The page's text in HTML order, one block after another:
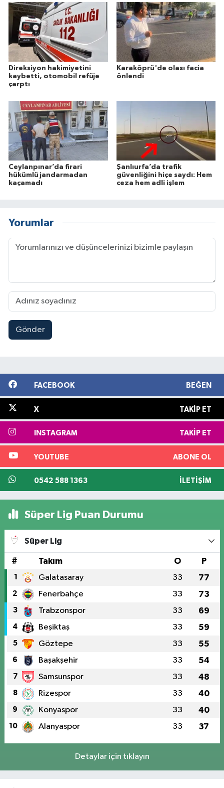
Direksiyon hakimiyetini
kaybetti, otomobil refüje
çarptı
Karaköprü'de olası facia
önlendi
Ceylanpınar’da firari
hükümlü jandarmadan
kaçamadı
Şanlıurfa’da trafik
güvenliğini hiçe saydı: Hem
ceza hem adli işlem
Yorumlar
Gönder
FACEBOOK BEĞEN
X TAKIP ET
INSTAGRAM TAKIP ET
YOUTUBE ABONE OL
0542 588 1363 İLETIŞIM
Süper Lig Puan Durumu
Süper Lig
# Takım O P
1 Galatasaray 33 77
2 Fenerbahçe 33 73
3 Trabzonspor 33 69
4 Beşiktaş 33 59
5 Göztepe 33 55
6 Başakşehir 33 54
7 Samsunspor 33 48
8 Rizespor 33 40
9 Konyaspor 33 40
10 Alanyaspor 33 37
Detaylar için tıklayın